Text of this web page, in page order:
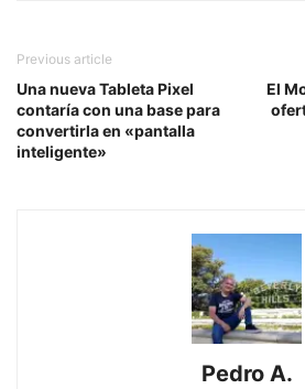
Previous article
Una nueva Tableta Pixel
contaría con una base para
convertirla en «pantalla
inteligente»
El
Pedro A.